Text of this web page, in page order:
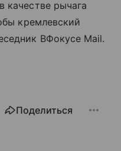
качестве рычага
кремлевский
ВФокусе Mail.
Поделиться